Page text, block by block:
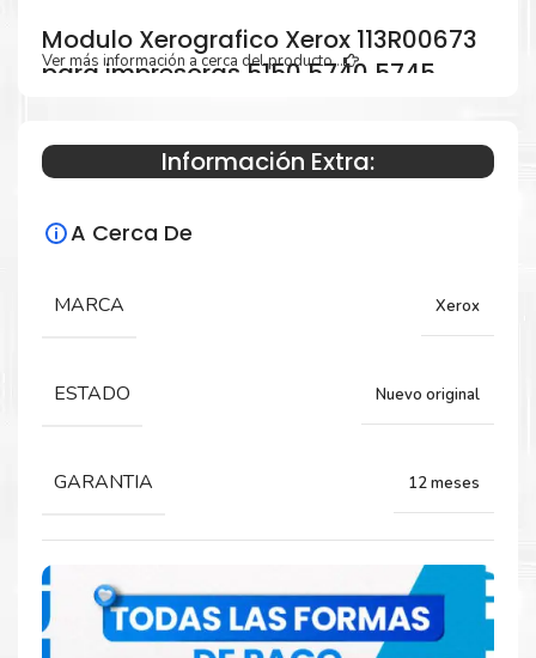
Modulo Xerografico Xerox 113R00673
para impresoras 5150 5740 5745
WorkCentre 5150, 5740, 5745, 5755, 5845,
Rendimiento:
Ver más información a cerca del producto...
Información Extra:
A Cerca De
MARCA Xerox
ESTADO Nuevo original
GARANTIA 12 meses